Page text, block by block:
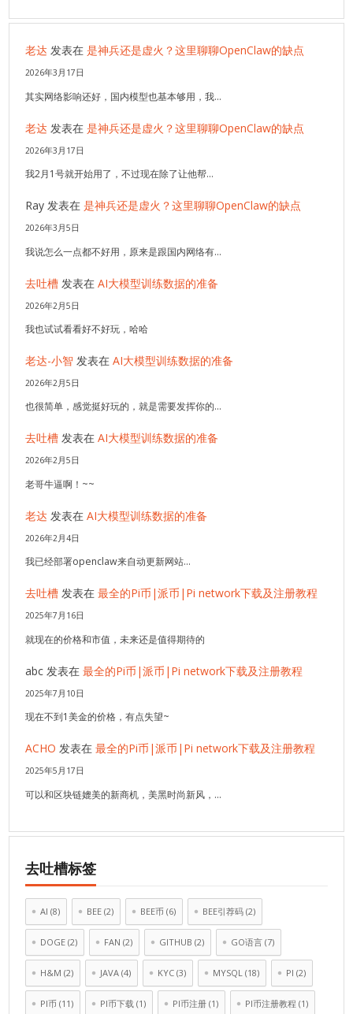
老达 发表在是神兵还是虚火？这里聊聊OpenClaw的缺点
2026年3月17日
其实网络影响还好，国内模型也基本够用，我…
老达 发表在是神兵还是虚火？这里聊聊OpenClaw的缺点
2026年3月17日
我2月1号就开始用了，不过现在除了让他帮…
Ray 发表在是神兵还是虚火？这里聊聊OpenClaw的缺点
2026年3月5日
我说怎么一点都不好用，原来是跟国内网络有…
去吐槽 发表在AI大模型训练数据的准备
2026年2月5日
我也试试看看好不好玩，哈哈
老达-小智 发表在AI大模型训练数据的准备
2026年2月5日
也很简单，感觉挺好玩的，就是需要发挥你的…
去吐槽 发表在AI大模型训练数据的准备
2026年2月5日
老哥牛逼啊！~~
老达 发表在AI大模型训练数据的准备
2026年2月4日
我已经部署openclaw来自动更新网站…
去吐槽 发表在最全的Pi币|派币|Pi network下载及注册教程
2025年7月16日
就现在的价格和市值，未来还是值得期待的
abc 发表在最全的Pi币|派币|Pi network下载及注册教程
2025年7月10日
现在不到1美金的价格，有点失望~
ACHO 发表在最全的Pi币|派币|Pi network下载及注册教程
2025年5月17日
可以和区块链媲美的新商机，美黑时尚新风，…
去吐槽标签
AI (8) BEE (2) BEE币 (6) BEE引荐码 (2)
DOGE (2) FAN (2) GITHUB (2) GO语言 (7)
H&M (2) JAVA (4) KYC (3) MYSQL (18) PI (2)
PI币 (11) PI币下载 (1) PI币注册 (1) PI币注册教程 (1)